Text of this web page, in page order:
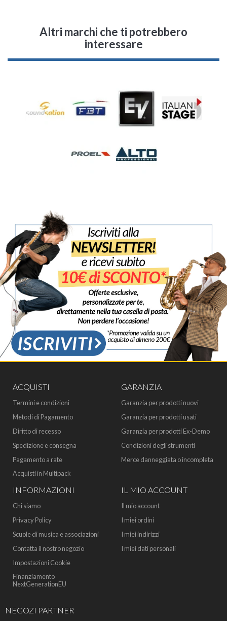
Altri marchi che ti potrebbero
interessare
ACQUISTI
Termini e condizioni
Metodi di Pagamento
Diritto di recesso
Spedizione e consegna
Pagamento a rate
Acquisti in Multipack
GARANZIA
Garanzia per prodotti nuovi
Garanzia per prodotti usati
Garanzia per prodotti Ex-Demo
Condizioni degli strumenti
Merce danneggiata o incompleta
INFORMAZIONI
Chi siamo
Privacy Policy
Scuole di musica e associazioni
Contatta il nostro negozio
Impostazioni Cookie
Finanziamento
NextGenerationEU
IL MIO ACCOUNT
Il mio account
I miei ordini
I miei indirizzi
I miei dati personali
NEGOZI PARTNER